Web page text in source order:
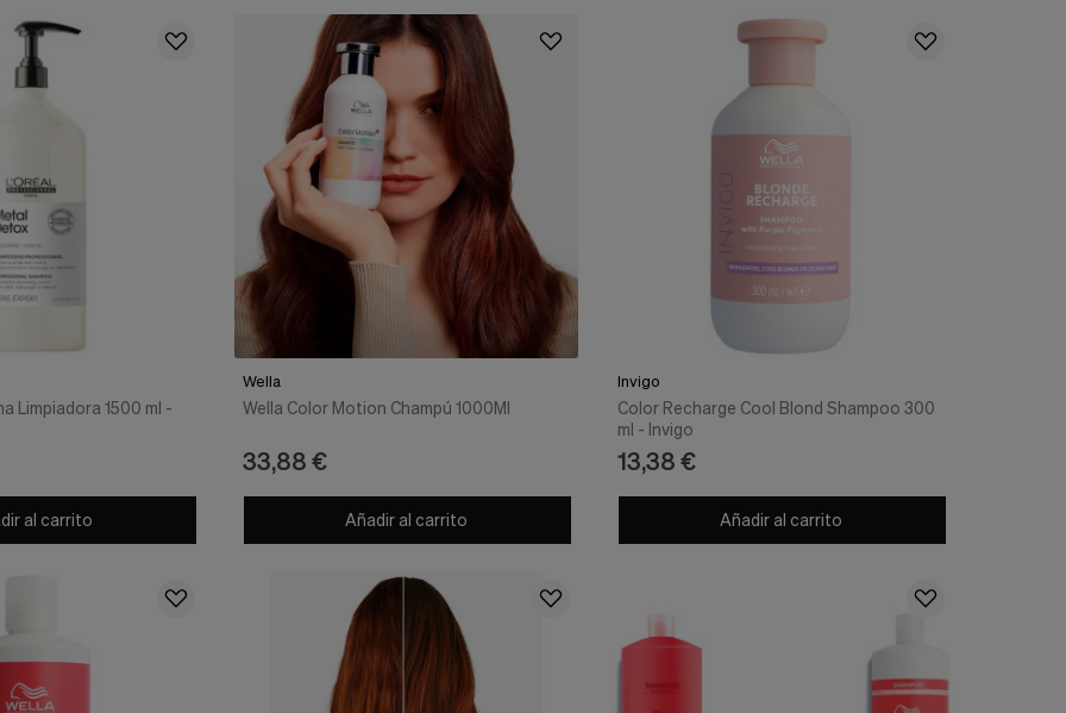
Limpiadora 1500 ml -
al carrito
Wella
Wella Color Motion Champú 1000Ml
33,88 €
Añadir al carrito
Invigo
Color Recharge Cool Blond Shampoo 300
ml - Invigo
13,38 €
Añadir al carrito